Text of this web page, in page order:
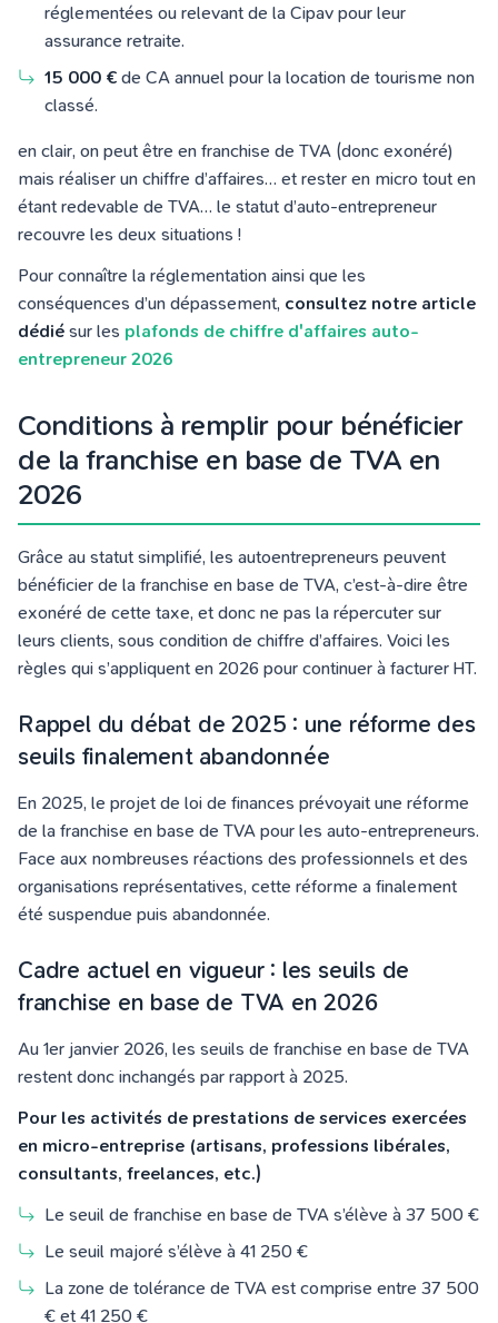
réglementées ou relevant de la Cipav pour leur
assurance retraite.
15 000 € de CA annuel pour la location de tourisme non
classé.
en clair, on peut être en franchise de TVA (donc exonéré)
mais réaliser un chiffre d’affaires… et rester en micro tout en
étant redevable de TVA… le statut d’auto-entrepreneur
recouvre les deux situations !
Pour connaître la réglementation ainsi que les
conséquences d’un dépassement, consultez notre article
dédié sur les plafonds de chiffre d'affaires auto-
entrepreneur 2026
Conditions à remplir pour bénéficier
de la franchise en base de TVA en
2026
Grâce au statut simplifié, les autoentrepreneurs peuvent
bénéficier de la franchise en base de TVA, c’est-à-dire être
exonéré de cette taxe, et donc ne pas la répercuter sur
leurs clients, sous condition de chiffre d’affaires. Voici les
règles qui s’appliquent en 2026 pour continuer à facturer HT.
Rappel du débat de 2025 : une réforme des
seuils finalement abandonnée
En 2025, le projet de loi de finances prévoyait une réforme
de la franchise en base de TVA pour les auto-entrepreneurs.
Face aux nombreuses réactions des professionnels et des
organisations représentatives, cette réforme a finalement
été suspendue puis abandonnée.
Cadre actuel en vigueur : les seuils de
franchise en base de TVA en 2026
Au 1er janvier 2026, les seuils de franchise en base de TVA
restent donc inchangés par rapport à 2025.
Pour les activités de prestations de services exercées
en micro-entreprise (artisans, professions libérales,
consultants, freelances, etc.)
Le seuil de franchise en base de TVA s’élève à 37 500 €
Le seuil majoré s’élève à 41 250 €
La zone de tolérance de TVA est comprise entre 37 500
€ et 41 250 €